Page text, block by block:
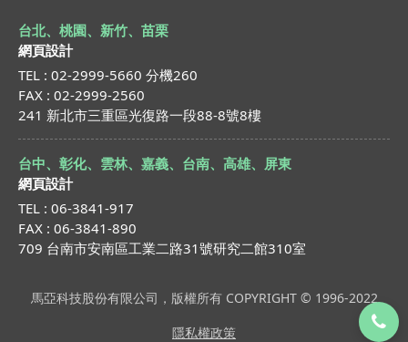
台北、桃園、新竹、苗栗
網頁設計
TEL : 02-2999-5660 分機260
FAX : 02-2999-2560
241 新北市三重區光復路一段88-8號8樓
台中、彰化、雲林、嘉義、台南、高雄、屏東
網頁設計
TEL : 06-3841-917
FAX : 06-3841-890
709 台南市安南區工業二路31號研究二館310室
馬亞科技股份有限公司，版權所有 COPYRIGHT © 1996-2022
隱私權政策